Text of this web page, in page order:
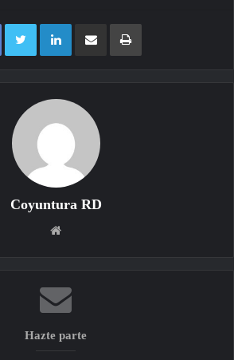
FacebookTwitterLinkedInCompartir por correo electrónicoImprimir
Coyuntura RD
Sitio
Hazte parte